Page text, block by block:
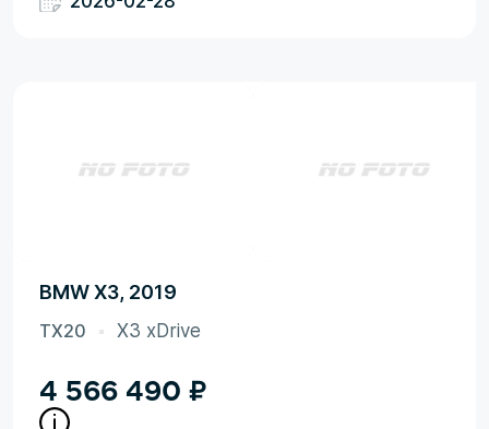
BMW X3, 2019
TX20 X3 xDrive
4 566 490 ₽